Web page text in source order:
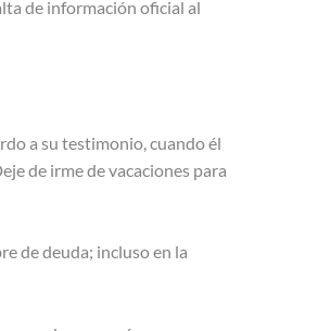
de información oficial al
a su testimonio, cuando él
de irme de vacaciones para
de deuda; incluso en la